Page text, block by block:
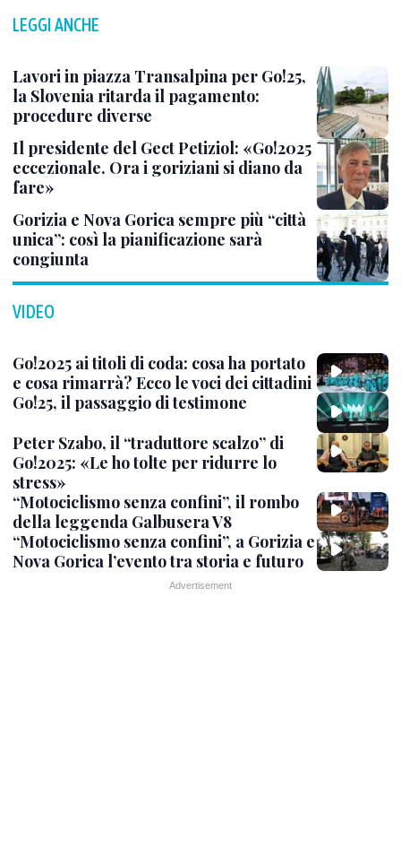
LEGGI ANCHE
Lavori in piazza Transalpina per Go!25,
la Slovenia ritarda il pagamento:
procedure diverse
Il presidente del Gect Petiziol: «Go!2025
eccezionale. Ora i goriziani si diano da
fare»
Gorizia e Nova Gorica sempre più “città
unica”: così la pianificazione sarà
congiunta
VIDEO
Go!2025 ai titoli di coda: cosa ha portato
e cosa rimarrà? Ecco le voci dei cittadini
Go!25, il passaggio di testimone
Peter Szabo, il “traduttore scalzo” di
Go!2025: «Le ho tolte per ridurre lo
stress»
“Motociclismo senza confini”, il rombo
della leggenda Galbusera V8
“Motociclismo senza confini”, a Gorizia e
Nova Gorica l’evento tra storia e futuro